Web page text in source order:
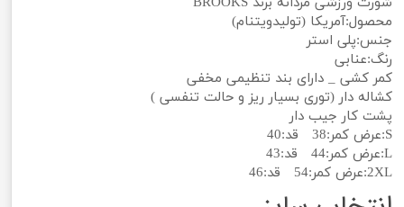
محصول:آمریکا (تولیدویتنام)
جنس:پلی استر
رنگ:عنابی
کمر کشی _ دارای بند تنظیمی مخفی
کشاله دار (توری بسیار ریز و حالت تنفسی )
پشت کار جیب دار
S:عرض کمر:38 قد:40
L:عرض کمر:44 قد:43
2XL:عرض کمر:54 قد:46